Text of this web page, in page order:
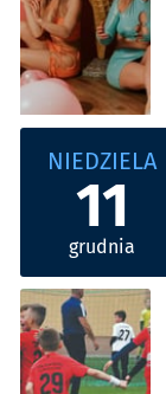
NIEDZIELA
11
grudnia